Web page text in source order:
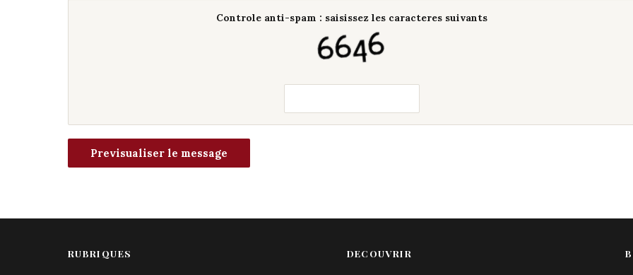
Controle anti-spam : saisissez les caracteres suivants
RUBRIQUES DECOUVRIR